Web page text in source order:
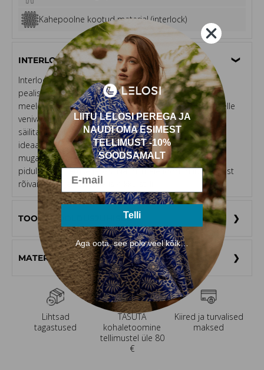
Kahepoolne kootud materjal (interlock)
INTERLOCK
Interlock on populaarne kahekordse koe ja sileda
pealispinnaga materjal, mis tundub nahale pehme ja
meeldiv. Selle spetsiaalne kudumismeetod muudab selle
venivaks, kuid vastupidavaks, võimaldades rõivastel
säilitada oma kuju ja elegantse välimuse. See sobib
ideaalselt rõivastele, mis ühendavad endas igapäevase
mugavuse ja elegantsi, sobides nii vabaaja kui ka
pidulikuma riietuse jaoks. Naudi meie loodud Interlockist
rõivaid ja väljenda oma isiklikku stiili.
TOOTE HOOLDUSJUHISED
MATERJALI KOMPOSITSIOON
Lihtsad
tagastused
TASUTA
kohaletoomine
tellimustel üle 80
€
Kiired ja turvalised
maksed
LIITU LELOSI PEREGA JA
NAUDI OMA ESIMEST
TELLIMUST -10%
SOODSAMALT
Telli
Aga oota, see pole veel kõik…